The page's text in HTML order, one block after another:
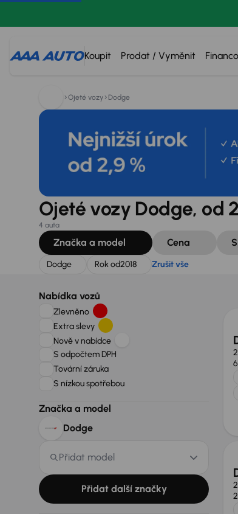
Koupit Prodat / Vyměnit
Hledáte: Zrušit vše
Ojeté vozy Dodge
Ojeté vozy Dodge, od
4 auta
Značka a model Cena
Dodge Rok od2018 Zrušit vše
Nabídka vozů
Zlevněno
Extra slevy
Nově v nabídce
S odpočtem DPH
Tovární záruka
S nízkou spotřebou
Značka a model
Dodge
Přidat model
Přidat další značky